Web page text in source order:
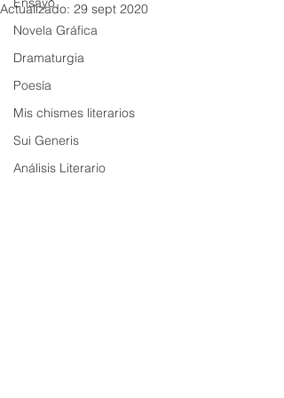
Novela Gráfica
Dramaturgia
Poesía
Mis chismes literarios
Sui Generis
Análisis Literario
Actualizado: 29 sept 2020